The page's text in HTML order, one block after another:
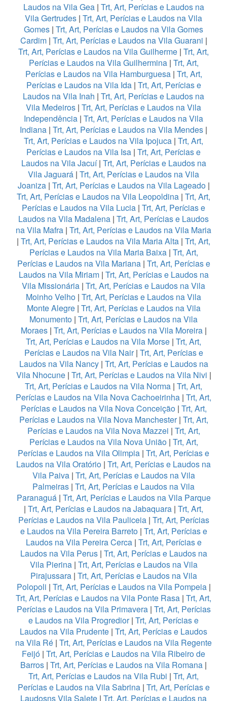
Laudos na Vila Gea| Trt, Art, Perícias e Laudos na
Vila Gertrudes | Trt, Art, Perícias e Laudos na Vila
Gomes | Trt, Art, Perícias e Laudos na Vila Gomes
Cardim| Trt, Art, Perícias e Laudos na Vila Guarani |
Trt, Art, Perícias e Laudos na Vila Guilherme | Trt, Art,
Perícias e Laudos na Vila Guilhermina| Trt, Art,
Perícias e Laudos na Vila Hamburguesa| Trt, Art,
Perícias e Laudos na Vila Ida| Trt, Art, Perícias e
Laudos na Vila Inah | Trt, Art, Perícias e Laudos na
Vila Medeiros | Trt, Art, Perícias e Laudos na Vila
Independência | Trt, Art, Perícias e Laudos na Vila
Indiana | Trt, Art, Perícias e Laudos na Vila Mendes |
Trt, Art, Perícias e Laudos na Vila Ipojuca | Trt, Art,
Perícias e Laudos na Vila Isa | Trt, Art, Perícias e
Laudos na Vila Jacuí| Trt, Art, Perícias e Laudos na
Vila Jaguará | Trt, Art, Perícias e Laudos na Vila
Joaniza| Trt, Art, Perícias e Laudos na Vila Lageado|
Trt, Art, Perícias e Laudos na Vila Leopoldina | Trt, Art,
Perícias e Laudos na Vila Lucia | Trt, Art, Perícias e
Laudos na Vila Madalena | Trt, Art, Perícias e Laudos
na Vila Mafra | Trt, Art, Perícias e Laudos na Vila Maria
| Trt, Art, Perícias e Laudos na Vila Maria Alta | Trt, Art,
Perícias e Laudos na Vila Maria Baixa| Trt, Art,
Perícias e Laudos na Vila Mariana| Trt, Art, Perícias e
Laudos na Vila Miriam| Trt, Art, Perícias e Laudos na
Vila Missionária | Trt, Art, Perícias e Laudos na Vila
Moinho Velho | Trt, Art, Perícias e Laudos na Vila
Monte Alegre| Trt, Art, Perícias e Laudos na Vila
Monumento | Trt, Art, Perícias e Laudos na Vila
Moraes| Trt, Art, Perícias e Laudos na Vila Moreira|
Trt, Art, Perícias e Laudos na Vila Morse | Trt, Art,
Perícias e Laudos na Vila Nair| Trt, Art, Perícias e
Laudos na Vila Nancy| Trt, Art, Perícias e Laudos na
Vila Nhocune| Trt, Art, Perícias e Laudos na Vila Nivi |
Trt, Art, Perícias e Laudos na Vila Norma | Trt, Art,
Perícias e Laudos na Vila Nova Cachoeirinha | Trt, Art,
Perícias e Laudos na Vila Nova Conceição| Trt, Art,
Perícias e Laudos na Vila Nova Manchester| Trt, Art,
Perícias e Laudos na Vila Nova Mazzei | Trt, Art,
Perícias e Laudos na Vila Nova União| Trt, Art,
Perícias e Laudos na Vila Olimpia | Trt, Art, Perícias e
Laudos na Vila Oratório | Trt, Art, Perícias e Laudos na
Vila Paiva| Trt, Art, Perícias e Laudos na Vila
Palmeiras | Trt, Art, Perícias e Laudos na Vila
Paranaguá| Trt, Art, Perícias e Laudos na Vila Parque
| Trt, Art, Perícias e Laudos na Jabaquara | Trt, Art,
Perícias e Laudos na Vila Pauliceia| Trt, Art, Perícias
e Laudos na Vila Pereira Barreto| Trt, Art, Perícias e
Laudos na Vila Pereira Cerca| Trt, Art, Perícias e
Laudos na Vila Perus| Trt, Art, Perícias e Laudos na
Vila Pierina| Trt, Art, Perícias e Laudos na Vila
Pirajussara| Trt, Art, Perícias e Laudos na Vila
Polopoli | Trt, Art, Perícias e Laudos na Vila Pompeia|
Trt, Art, Perícias e Laudos na Vila Ponte Rasa | Trt, Art,
Perícias e Laudos na Vila Primavera| Trt, Art, Perícias
e Laudos na Vila Progredior| Trt, Art, Perícias e
Laudos na Vila Prudente | Trt, Art, Perícias e Laudos
na Vila Ré | Trt, Art, Perícias e Laudos na Vila Regente
Feijó | Trt, Art, Perícias e Laudos na Vila Ribeiro de
Barros | Trt, Art, Perícias e Laudos na Vila Romana |
Trt, Art, Perícias e Laudos na Vila Rubi | Trt, Art,
Perícias e Laudos na Vila Sabrina| Trt, Art, Perícias e
Laudosns Vila Salete | Trt, Art, Perícias e Laudos na